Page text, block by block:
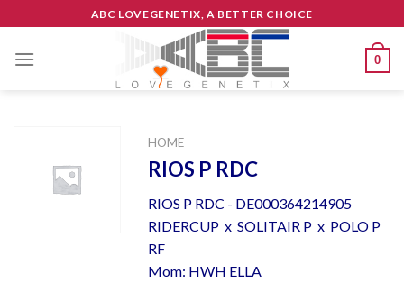
to
content
ABC LOVEGENETIX, A BETTER CHOICE
0
HOME
RIOS P RDC
RIOS P RDC - DE000364214905
RIDERCUP x SOLITAIR P x POLO P
RF
Mom: HWH ELLA